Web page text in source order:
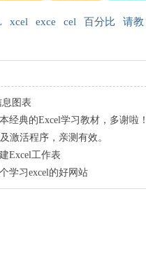
xcel exce cel 百分比 请教
息图表
经典的Excel学习教材，多谢啦！
激活程序，亲测有效。
Excel工作表
学习excel的好网站